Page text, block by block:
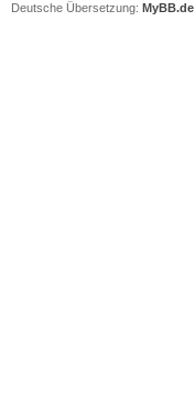
Deutsche Übersetzung: MyBB.de